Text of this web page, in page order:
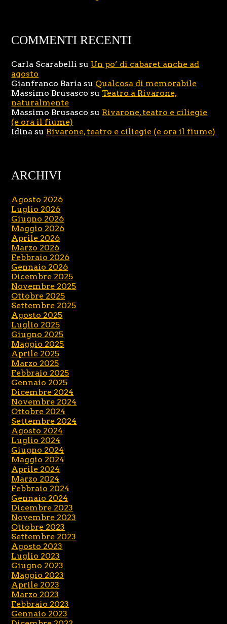
COMMENTI RECENTI
Carla Scarabelli su Un po’ di cabaret anche ad
agosto
Gianfranco Baria su Qualcosa di memorabile
Massimo Brusasco su Teatro a Rivarone,
naturalmente
Massimo Brusasco su Rivarone, teatro e ciliegie
(e ora il fiume)
Idina su Rivarone, teatro e ciliegie (e ora il fiume)
ARCHIVI
Agosto 2026
Luglio 2026
Giugno 2026
Maggio 2026
Aprile 2026
Marzo 2026
Febbraio 2026
Gennaio 2026
Dicembre 2025
Novembre 2025
Ottobre 2025
Settembre 2025
Agosto 2025
Luglio 2025
Giugno 2025
Maggio 2025
Aprile 2025
Marzo 2025
Febbraio 2025
Gennaio 2025
Dicembre 2024
Novembre 2024
Ottobre 2024
Settembre 2024
Agosto 2024
Luglio 2024
Giugno 2024
Maggio 2024
Aprile 2024
Marzo 2024
Febbraio 2024
Gennaio 2024
Dicembre 2023
Novembre 2023
Ottobre 2023
Settembre 2023
Agosto 2023
Luglio 2023
Giugno 2023
Maggio 2023
Aprile 2023
Marzo 2023
Febbraio 2023
Gennaio 2023